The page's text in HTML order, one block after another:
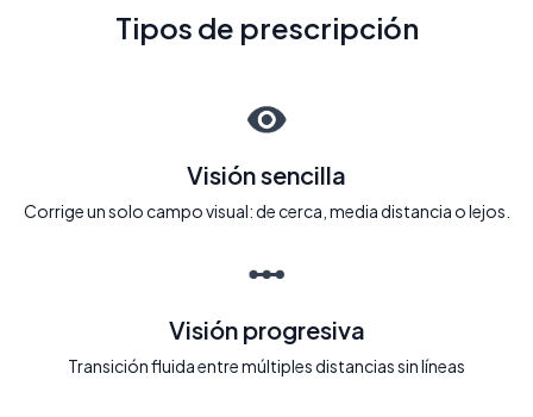
Tipos de prescripción
Visión sencilla
Corrige un solo campo visual: de cerca, media distancia o lejos.
Visión progresiva
Transición fluida entre múltiples distancias sin líneas